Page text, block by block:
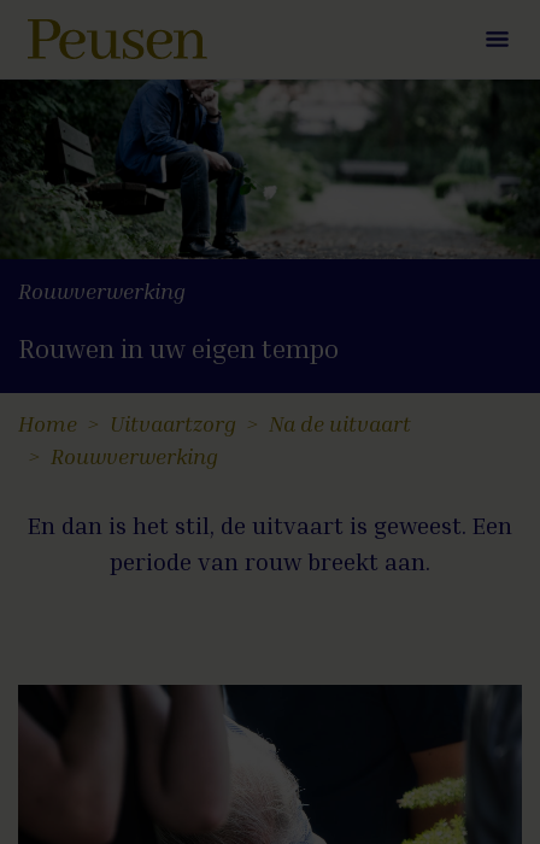
Rouwverwerking
Rouwen in uw eigen tempo
Home Uitvaartzorg
Na de uitvaart
Rouwverwerking
En dan is het stil, de uitvaart is geweest. Een
periode van rouw breekt aan.